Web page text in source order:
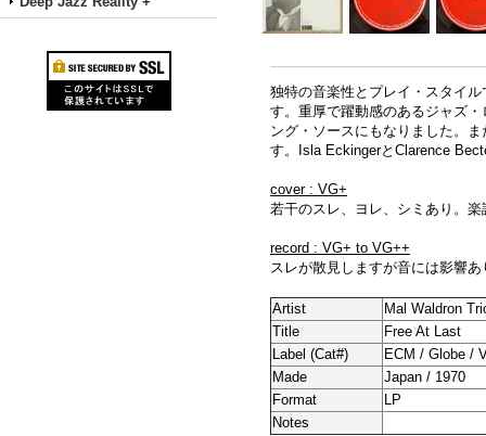
独特の音楽性とプレイ・スタイ
す。重厚で躍動感のあるジャズ・
ング・ソースにもなりました。
す。Isla EckingerとClarence
cover : VG+
若干のスレ、ヨレ、シミあり。楽
record : VG+ to VG++
スレが散見しますが音には影響あ
Artist
Mal Waldron
Title
Free At Last
Label (Cat#)
ECM / Globe /
Made
Japan / 1970
Format
LP
Notes